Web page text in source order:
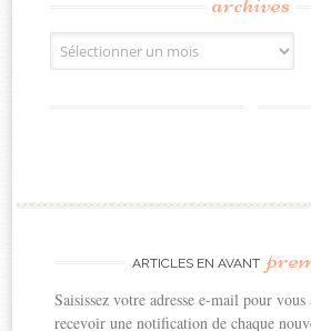
Archives
ARTICLES EN AVANT
Saisissez votre adresse e-mail pour
recevoir une notification de chaque